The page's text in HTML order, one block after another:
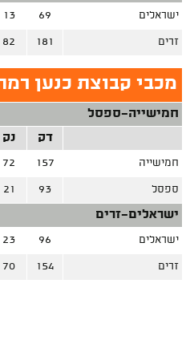
ישראלים 69
13
זרים 181
82
מכבי קבוצת כנען
חמישייה-ספסל
דק
נק
חמישייה 157
72
ספסל 93
21
ישראלים-זרים
ישראלים 96
23
זרים 154
70